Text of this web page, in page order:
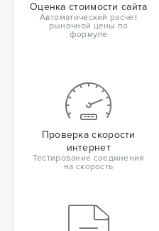
Оценка стоимости сайта
Автоматический расчет
рыночной цены по
формуле
Проверка скорости
интернет
Тестирование соединения
на скорость